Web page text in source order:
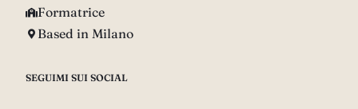
Formatrice
Based in Milano
SEGUIMI SUI SOCIAL